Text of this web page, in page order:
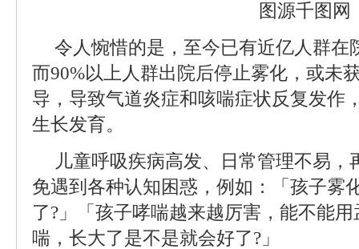
图源千图网
令人惋惜的是，至今已有近亿人群在
而90%以上人群出院后停止雾化，或未
导，导致气道炎症和咳喘症状反复发作
生长发育。
儿童呼吸疾病高发、日常管理不易，
免遇到各种认知困惑，例如：「孩子雾
了?」「孩子哮喘越来越厉害，能不能
喘，长大了是不是就会好了?」